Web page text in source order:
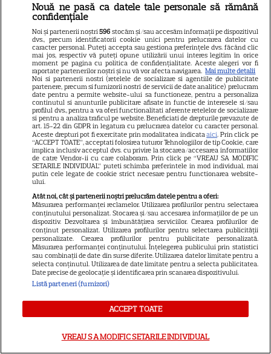
Cum se face cafeaua la presa
franceză – cum funcționează
și care sunt avantajele
ALTE ARTICOLE
INTERESANTE
CINEMA
Eli Roth revine cu „Omul cu
înghețata mortală”. Filmul
horror în care copiii devin
înghețată
VEDETE STRĂINE
Nouă ne pasă ca datele tale personale să rămână
confidențiale
Noi și partenerii noștri596 stocăm și/sau accesăm informații pe dispozitivul
dvs., precum identificatorii cookie unici pentru prelucrarea datelor cu
caracter personal. Puteți accepta sau gestiona preferințele dvs. făcând clic
mai jos, respectiv vă puteți opune utilizării unui interes legitim în orice
moment pe pagina cu politica de confidențialitate. Aceste alegeri vor fi
raportate partenerilor noștri și nu vă vor afecta navigarea. Mai multe detalii
Noi si partenerii nostri (retelele de socializare si agentiile de publicitate
partenere, precum si furnizorii nostri de servicii de date analitice) prelucram
date pentru a permite website-ului sa functioneze, pentru a personaliza
continutul si anunturile publicitare afisate in functie de interesele si/sau
profilul dvs., pentru a va oferi functionalitati aferente retelelor de socializare
si pentru a analiza traficul pe website. Beneficiati de drepturile prevazute de
art. 15-22 din GDPR in legatura cu prelucrarea datelor cu caracter personal.
Aceste drepturi pot fi exercitate prin modalitatea indicataaici. Prin click pe
“ACCEPT TOATE”, acceptati folosirea tuturor Tehnologiilor de tip Cookie, care
implica inclusiv acceptul dvs. cu privire la stocarea/accesarea informatiilor
de catre Vendor-ii cu care colaboram. Prin click pe “VREAU SA MODIFIC
SETARILE INDIVIDUAL” puteti schimba preferintele in mod individual, mai
putin cele legate de cookie strict necesare pentru functionarea website-
ului.
Atât noi, cât și partenerii noștri prelucrăm datele pentru a oferi:
Măsurarea performanței reclamelor. Utilizarea profilurilor pentru selectarea
conținutului personalizat. Stocarea și/sau accesarea informațiilor de pe un
dispozitiv. Dezvoltarea și îmbunătățirea serviciilor. Crearea profilurilor de
conținut personalizat. Utilizarea profilurilor pentru selectarea publicității
personalizate. Crearea profilurilor pentru publicitate personalizată.
Măsurarea performanței conținutului. Înțelegerea publicului prin statistici
sau combinații de date din surse diferite. Utilizarea datelor limitate pentru a
selecta conținutul. Utilizarea de date limitate pentru a selecta publicitatea.
Date precise de geolocație și identificarea prin scanarea dispozitivului.
Listă parteneri (furnizori)
ACCEPT TOATE
VREAU SA MODIFIC SETARILE INDIVIDUAL